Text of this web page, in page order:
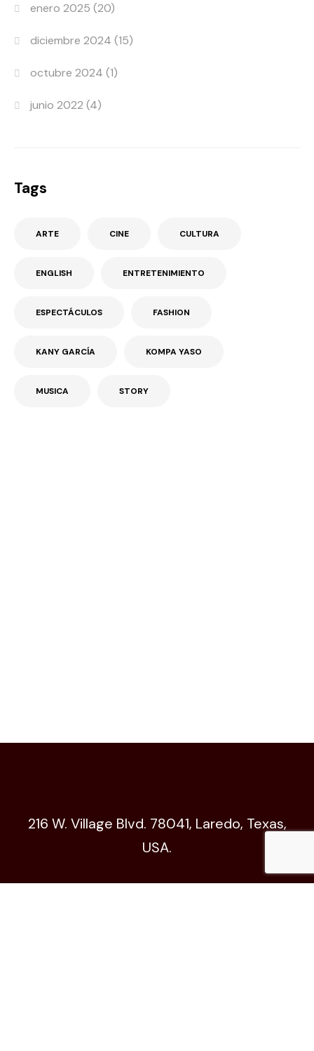
enero 2025 (20)
diciembre 2024 (15)
octubre 2024 (1)
junio 2022 (4)
Tags
ARTE CINE CULTURA
ENGLISH ENTRETENIMIENTO
ESPECTÁCULOS FASHION
KANY GARCÍA KOMPA YASO
MUSICA STORY
216 W. Village Blvd. 78041, Laredo, Texas,
USA.